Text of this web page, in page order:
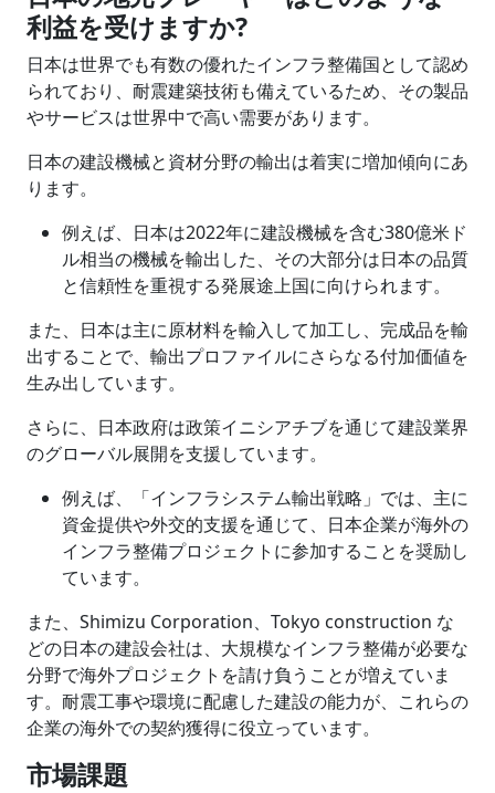
利益を受けますか?
日本は世界でも有​​数の優れたインフラ整備国として認め
られており、耐震建築技術も備えているため、その製品
やサービスは世界中で高い需要があります。
日本の建設機械と資材分野の輸出は着実に増加傾向にあ
ります。
例えば、日本は2022年に建設機械を含む380億米ド
ル相当の機械を輸出した、その大部分は日本の品質
と信頼性を重視する発展途上国に向けられます。
また、日本は主に原材料を輸入して加工し、完成品を輸
出することで、輸出プロファイルにさらなる付加価値を
生み出しています。
さらに、日本政府は政策イニシアチブを通じて建設業界
のグローバル展開を支援しています。
例えば、「インフラシステム輸出戦略」では、主に
資金提供や外交的支援を通じて、日本企業が海外の
インフラ整備プロジェクトに参加することを奨励し
ています。
また、Shimizu Corporation、Tokyo construction な
どの日本の建設会社は、大規模なインフラ整備が必要な
分野で海外プロジェクトを請け負うことが増えていま
す。耐震工事や環境に配慮した建設の能力が、これらの
企業の海外での契約獲得に役立っています。
市場課題